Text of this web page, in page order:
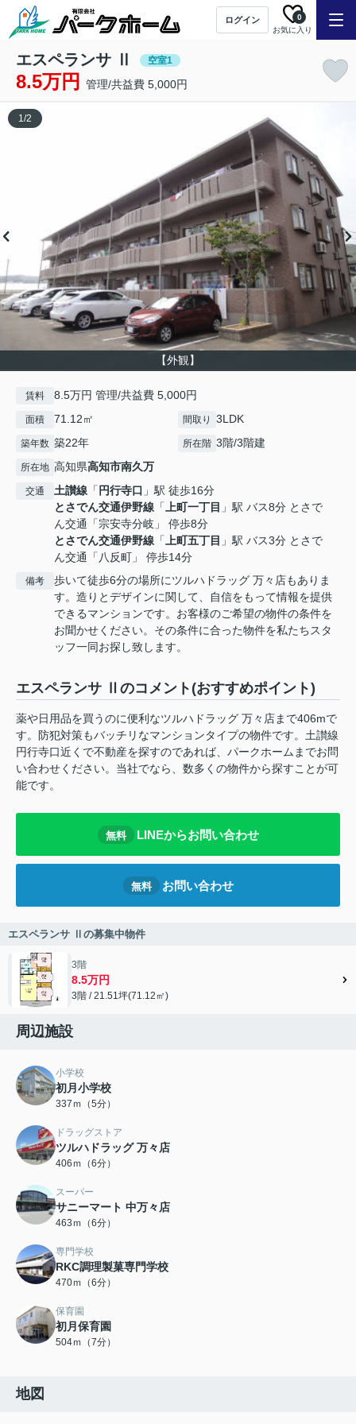
ログイン
お気に入り
0
エスペランサ Ⅱ 空室1
8.5万円 管理/共益費 5,000円
【外観】
1/2
賃料 8.5万円 管理/共益費 5,000円
面積 71.12㎡ 間取り 3LDK
築年数 築22年 所在階 3階/3階建
所在地 高知県高知市南久万
交通 土讃線 「 円行寺口 」駅 徒歩16分
とさでん交通伊野線 「上町一丁目 」駅 バス8分 とさで
ん交通「宗安寺分岐」 停歩8分
とさでん交通伊野線 「上町五丁目 」駅 バス3分 とさで
ん交通「八反町」 停歩14分
備考
歩いて徒歩6分の場所にツルハドラッグ 万々店もありま
す。造りとデザインに関して、自信をもって情報を提供
できるマンションです。お客様のご希望の物件の条件を
お聞かせください。その条件に合った物件を私たちスタ
ッフ一同お探し致します。
エスペランサ Ⅱのコメント(おすすめポイント)
薬や日用品を買うのに便利なツルハドラッグ 万々店まで406mで
す。防犯対策もバッチリなマンションタイプの物件です。土讃線
円行寺口近くで不動産を探すのであれば、パークホームまでお問
い合わせください。当社でなら、数多くの物件から探すことが可
能です。
無料 LINEからお問い合わせ
無料 お問い合わせ
エスペランサ Ⅱの募集中物件
3階
8.5万円
3階 / 21.51坪(71.12㎡)
周辺施設
小学校
初月小学校
337ｍ（5分）
ドラッグストア
ツルハドラッグ 万々店
406ｍ（6分）
スーパー
サニーマート 中万々店
463ｍ（6分）
専門学校
RKC調理製菓専門学校
470ｍ（6分）
保育園
初月保育園
504ｍ（7分）
地図